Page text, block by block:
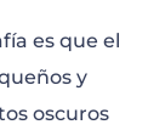
es que el
y
oscuros